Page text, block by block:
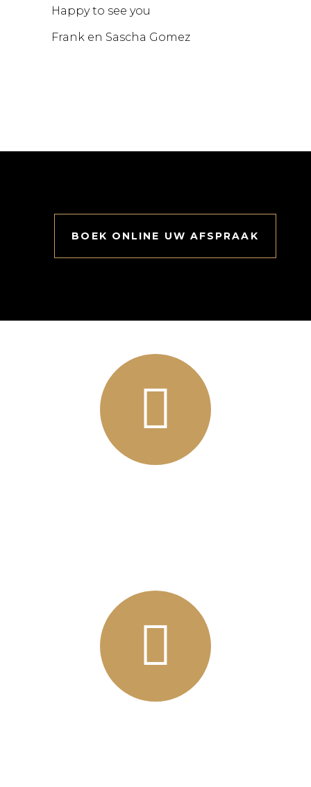
Happy to see you
Frank en Sascha Gomez
BOEK ONLINE UW AFSPRAAK